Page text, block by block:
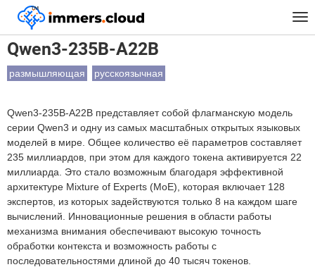
™
Главная Модели Qwen3-235B-A22B
Qwen3-235B-A22B
размышляющая русскоязычная
Qwen3-235B-A22B представляет собой флагманскую модель
серии Qwen3 и одну из самых масштабных открытых языковых
моделей в мире. Общее количество её параметров составляет
235 миллиардов, при этом для каждого токена активируется 22
миллиарда. Это стало возможным благодаря эффективной
архитектуре Mixture of Experts (MoE), которая включает 128
экспертов, из которых задействуются только 8 на каждом шаге
вычислений. Инновационные решения в области работы
механизма внимания обеспечивают высокую точность
обработки контекста и возможность работы с
последовательностями длиной до 40 тысяч токенов.